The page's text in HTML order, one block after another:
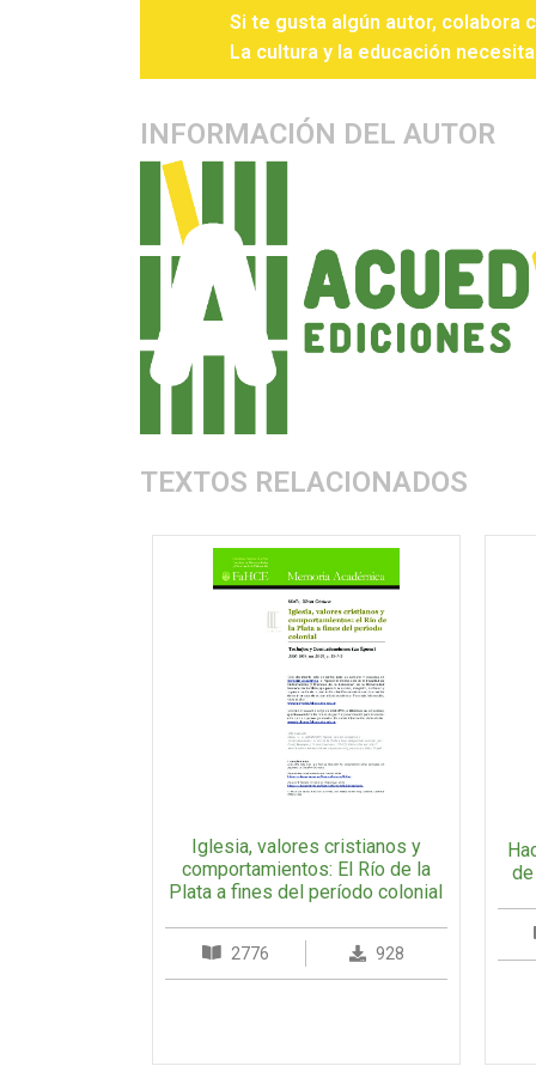
Si te gusta algún autor, colabora
La cultura y la educación
INFORMACIÓN DEL AUTOR
TEXTOS RELACIONADOS
Iglesia, valores cristianos y
comportamientos: El Río de la
Plata a fines del período colonial
2776 928